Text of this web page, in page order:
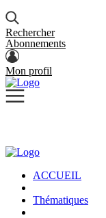
Rechercher
Abonnements
Mon profil
ACCUEIL
Thématiques